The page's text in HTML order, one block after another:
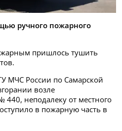
ручного пожарного
пришлось тушить
МЧС России по Самарской
возле
440, неподалеку от местного
в пожарную часть в